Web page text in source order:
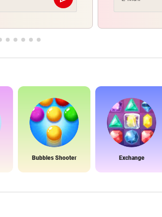
Bubbles Shooter Exchange